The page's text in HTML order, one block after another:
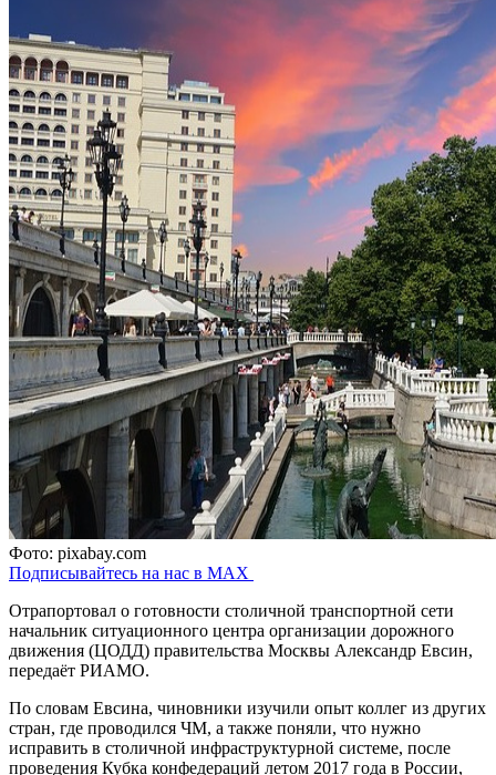
Фото: pixabay.com
Подписывайтесь на нас в MAX
Отрапортовал о готовности столичной транспортной сети
начальник ситуационного центра организации дорожного
движения (ЦОДД) правительства Москвы Александр Евсин,
передаёт РИАМО.
По словам Евсина, чиновники изучили опыт коллег из других
стран, где проводился ЧМ, а также поняли, что нужно
исправить в столичной инфраструктурной системе, после
проведения Кубка конфедераций летом 2017 года в России,